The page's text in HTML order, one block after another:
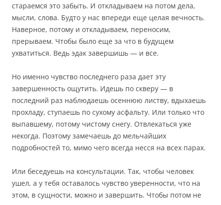
стараемся это забыть. И откладываем на потом дела,
мысли, слова. Будто у нас впереди еще целая вечность.
Наверное, потому и откладываем, переносим,
прерываем. Чтобы было еще за что в будущем
ухватиться. Ведь эдак завершишь — и все.
Но именно чувство последнего раза дает эту
завершенность ощутить. Идешь по скверу — в
последний раз наблюдаешь осеннюю листву, вдыхаешь
прохладу, ступаешь по сухому асфальту. Или только что
выпавшему, потому чистому снегу. Отвлекаться уже
некогда. Поэтому замечаешь до мельчайших
подробностей то, мимо чего всегда несся на всех парах.
Или беседуешь на консультации. Так, чтобы человек
ушел, а у тебя оставалось чувство уверенности, что на
этом, в сущности, можно и завершить. Чтобы потом не